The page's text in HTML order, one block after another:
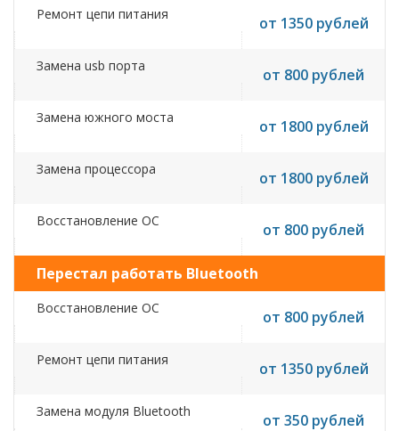
Ремонт цепи питания от 1350 рублей
Замена usb порта от 800 рублей
Замена южного моста от 1800 рублей
Замена процессора от 1800 рублей
Восстановление ОС от 800 рублей
Перестал работать Bluetooth
Восстановление ОС от 800 рублей
Ремонт цепи питания от 1350 рублей
Замена модуля Bluetooth от 350 рублей